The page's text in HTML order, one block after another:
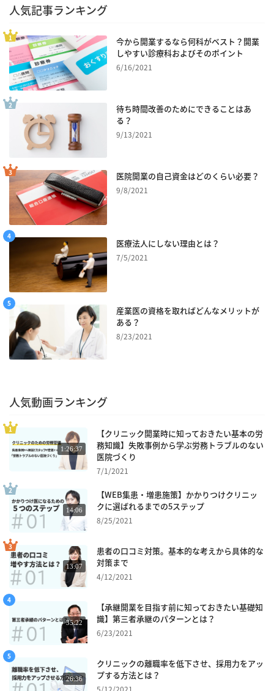
人気記事ランキング
今から開業するなら何科がベスト？開業
しやすい診療科およびそのポイント
6/16/2021
待ち時間改善のためにできることはあ
る？
9/13/2021
医院開業の自己資金はどのくらい必要？
9/8/2021
医療法人にしない理由とは？
7/5/2021
産業医の資格を取ればどんなメリットが
ある？
8/23/2021
人気動画ランキング
1:26:37
【クリニック開業時に知っておきたい基本の労
務知識】失敗事例から学ぶ労務トラブルのない
医院づくり
7/1/2021
14:06
【WEB集患・増患施策】かかりつけクリニッ
クに選ばれるまでの5ステップ
8/25/2021
13:07
患者の口コミ対策。基本的な考えから具体的な
対策まで
4/12/2021
35:22
【承継開業を目指す前に知っておきたい基礎知
識】第三者承継のパターンとは？
6/23/2021
26:36
クリニックの離職率を低下させ、採用力をアッ
プする方法とは？